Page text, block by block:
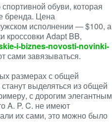
обуви, которая
бренда. Цена
исполнении — $100, а
кроссовки Adapt BB,
i-biznes-novosti-novinki-
сами завязываться.
размерах с общей
выделяться из общей
с дорогим элегантным
A. P. C. не имеют
их сами, это можно было